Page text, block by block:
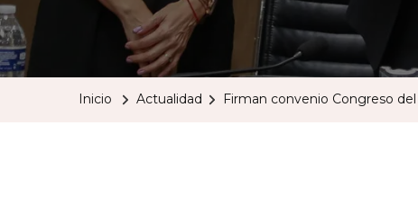
Inicio Actualidad Firman convenio Congreso